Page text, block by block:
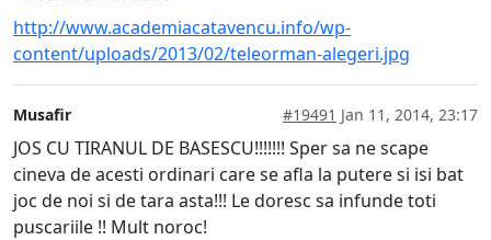
http://www.academiacatavencu.info/wp-
content/uploads/2013/02/teleorman-alegeri.jpg
Musafir #19491 Jan 11, 2014, 23:17
JOS CU TIRANUL DE BASESCU!!!!!!! Sper sa ne scape
cineva de acesti ordinari care se afla la putere si isi bat
joc de noi si de tara asta!!! Le doresc sa infunde toti
puscariile !! Mult noroc!